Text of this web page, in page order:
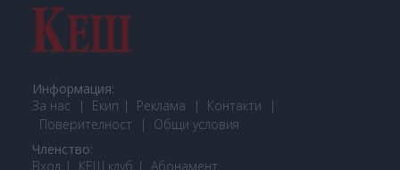
Информация:
За нас
Екип Реклама
Контакти
Поверителност
Общи условия
Членство:
Вход
КЕШ клуб Абонамент